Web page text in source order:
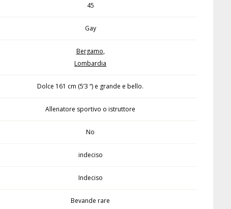
45
Gay
Bergamo,
Lombardia
Dolce 161 cm (5’3 “) e grande e bello.
Allenatore sportivo o istruttore
No
indeciso
Indeciso
Bevande rare